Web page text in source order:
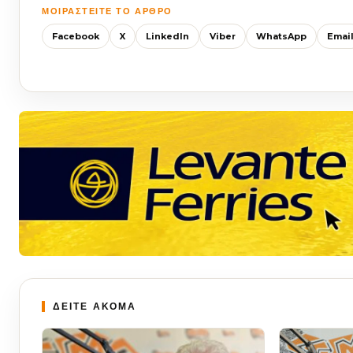
ΜΟΙΡΑΣΤΕΊΤΕ ΤΟ ΆΡΘΡΟ
Facebook X LinkedIn Viber WhatsApp Email
ΔΕΙΤΕ ΑΚΟΜΑ